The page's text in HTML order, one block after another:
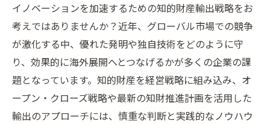
イノベーションを加速するための知的財産輸出戦略をお
考えではありませんか？近年、グローバル市場での競争
が激化する中、優れた発明や独自技術をどのように守
り、効果的に海外展開へとつなげるかが多くの企業の課
題となっています。知的財産を経営戦略に組み込み、オ
ープン・クローズ戦略や最新の知財推進計画を活用した
輸出のアプローチには、慎重な判断と実践的なノウハウ